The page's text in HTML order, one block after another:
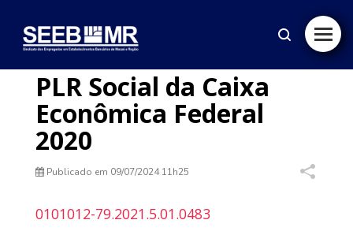
PLR Social da Caixa
Econômica Federal
2020
Publicado em 09/07/2024 11h25
0101012-79.2021.5.01.0483